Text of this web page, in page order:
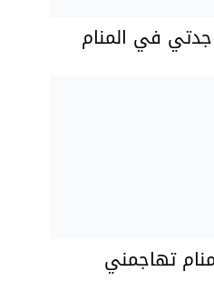
في المنام
تهاجمني